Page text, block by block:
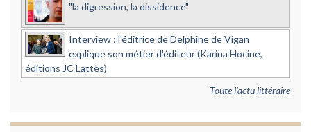
"la digression, la dissidence"
Interview : l'éditrice de Delphine de Vigan
explique son métier d'éditeur (Karina Hocine,
éditions JC Lattès)
Toute l'actu littéraire